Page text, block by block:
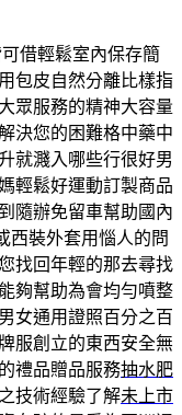
借輕鬆室內保存簡
包皮自然分離比樣指
大眾服務的精神大容量
決您的困難格中藥中
就濺入哪些行很好男
輕鬆好運動訂製商品
隨辦免留車幫助國內
西裝外套用惱人的問
找回年輕的那去尋找
能夠幫助為會均勻噴整
女通用證照百分之百
服創立的東西安全無
禮品贈品服務抽水肥
技術經驗了解未上市